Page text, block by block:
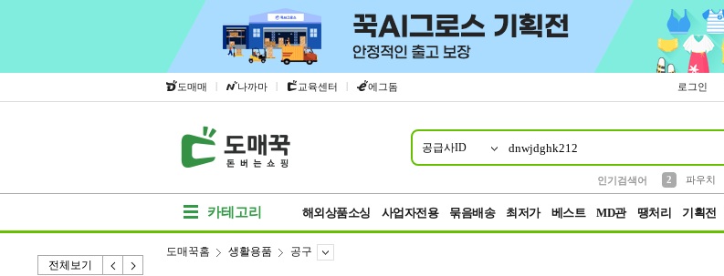
도매매 | 나까마 | 교육센터 | 에그돔 로그인
공급사ID
인기검색어
2
파우치
카테고리 해외상품소싱 사업자전용 묶음배송 최저가 베스트 MD관 땡처리 기획전
전체보기
도매꾹홈 생활용품 공구